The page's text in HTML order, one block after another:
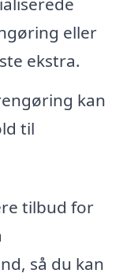
eller
ekstra.
kan
til
tilbud for
så du kan